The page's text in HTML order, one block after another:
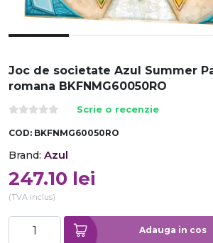
Joc de societate Azul Summer
romana BKFNMG60050RO
Scrie o recenzie
COD: BKFNMG60050RO
Brand: Azul
247.10 lei
(TVA inclus)
Adauga in cos